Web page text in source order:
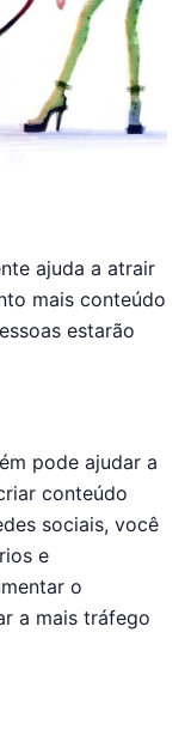
ajuda a atrair
mais conteúdo
estarão
pode ajudar a
conteúdo
sociais, você
e
o
a mais tráfego